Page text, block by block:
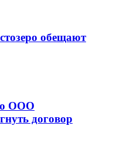
обещают
ООО
договор